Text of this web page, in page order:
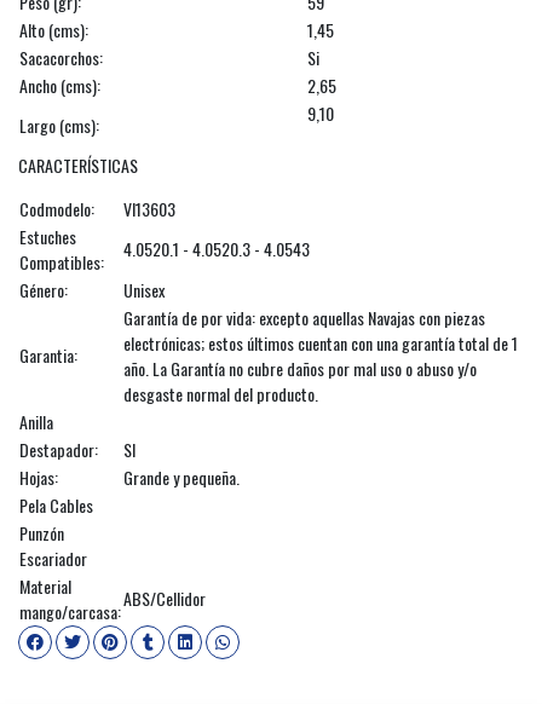
Alto (cms):
1,45
Sacacorchos:
Si
Ancho (cms):
2,65
Largo (cms):
9,10
CARACTERÍSTICAS
Codmodelo:
VI13603
Estuches
Compatibles:
4.0520.1 - 4.0520.3 - 4.0543
Género:
Unisex
Garantia:
Garantía de por vida: excepto aquellas Navajas con piezas
electrónicas; estos últimos cuentan con una garantía total de 1
año. La Garantía no cubre daños por mal uso o abuso y/o
desgaste normal del producto.
Anilla
Destapador:
SI
Hojas:
Grande y pequeña.
Pela Cables
Punzón
Escariador
Material
mango/carcasa:
ABS/Cellidor